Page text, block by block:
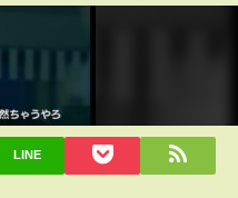
LINE